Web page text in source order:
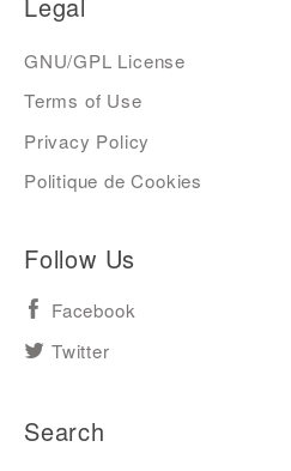
GNU/GPL License
Terms of Use
Privacy Policy
Politique de Cookies
Follow Us
Facebook
Twitter
Search